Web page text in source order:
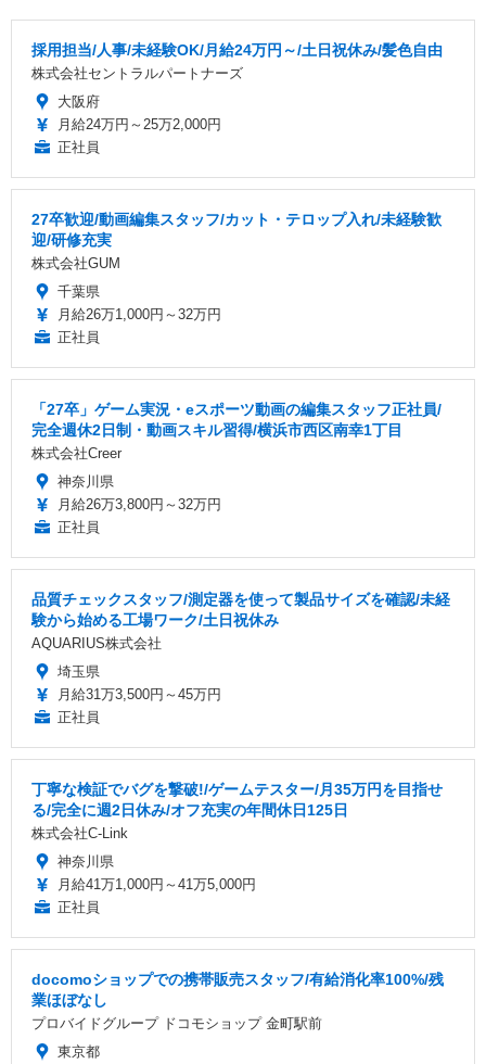
採用担当/人事/未経験OK/月給24万円～/土日祝休み/髪色自由
株式会社セントラルパートナーズ
大阪府
月給24万円～25万2,000円
正社員
27卒歓迎/動画編集スタッフ/カット・テロップ入れ/未経験歓
迎/研修充実
株式会社GUM
千葉県
月給26万1,000円～32万円
正社員
「27卒」ゲーム実況・eスポーツ動画の編集スタッフ正社員/
完全週休2日制・動画スキル習得/横浜市西区南幸1丁目
株式会社Creer
神奈川県
月給26万3,800円～32万円
正社員
品質チェックスタッフ/測定器を使って製品サイズを確認/未経
験から始める工場ワーク/土日祝休み
AQUARIUS株式会社
埼玉県
月給31万3,500円～45万円
正社員
丁寧な検証でバグを撃破!/ゲームテスター/月35万円を目指せ
る/完全に週2日休み/オフ充実の年間休日125日
株式会社C-Link
神奈川県
月給41万1,000円～41万5,000円
正社員
docomoショップでの携帯販売スタッフ/有給消化率100%/残
業ほぼなし
プロバイドグループ ドコモショップ 金町駅前
東京都